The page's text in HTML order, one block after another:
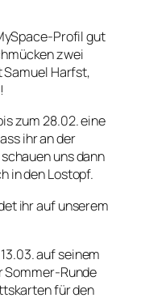
Profil gut
zwei
Harfst,
zum 28.02. eine
ihr an der
uns dann
in den Lostopf.
ihr auf unserem
auf seinem
Sommer-Runde
für den